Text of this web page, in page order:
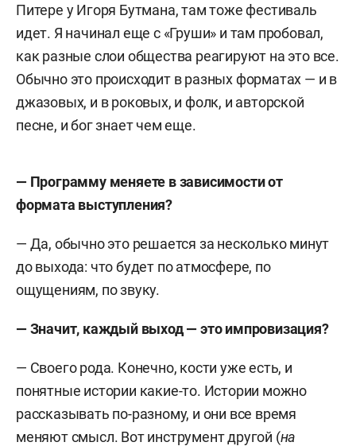
Питере у Игоря Бутмана, там тоже фестиваль
идет. Я начинал еще с «Груши» и там пробовал,
как разные слои общества реагируют на это все.
Обычно это происходит в разных форматах — и в
джазовых, и в роковых, и фолк, и авторской
песне, и бог знает чем еще.
— Программу меняете в зависимости от
формата выступления?
— Да, обычно это решается за несколько минут
до выхода: что будет по атмосфере, по
ощущениям, по звуку.
— Значит, каждый выход — это импровизация?
— Своего рода. Конечно, кости уже есть, и
понятные истории какие-то. Истории можно
рассказывать по-разному, и они все время
меняют смысл. Вот инструмент другой (на